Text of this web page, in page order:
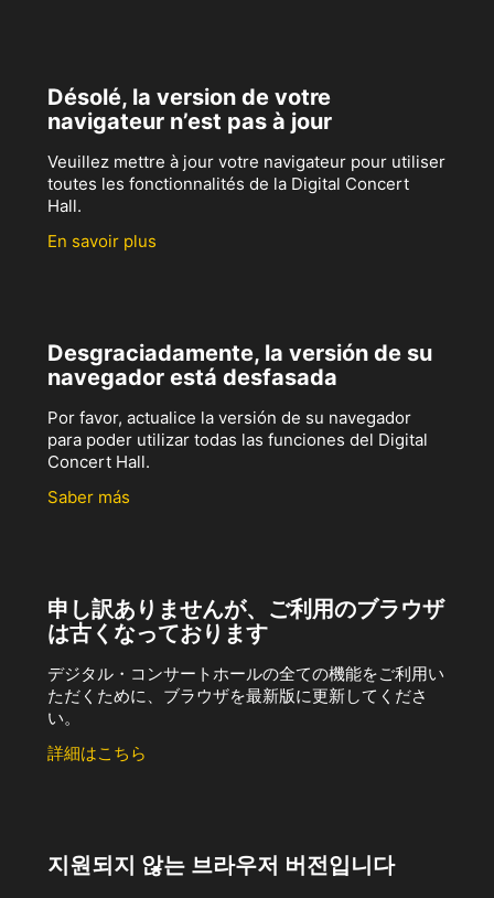
Désolé, la version de votre
navigateur n’est pas à jour
Veuillez mettre à jour votre navigateur pour utiliser
toutes les fonctionnalités de la Digital Concert
Hall.
En savoir plus
Desgraciadamente, la versión de su
navegador está desfasada
Por favor, actualice la versión de su navegador
para poder utilizar todas las funciones del Digital
Concert Hall.
Saber más
申し訳ありませんが、ご利用のブラウザ
は古くなっております
デジタル・コンサートホールの全ての機能をご利用い
ただくために、ブラウザを最新版に更新してくださ
い。
詳細はこちら
지원되지 않는 브라우저 버전입니다